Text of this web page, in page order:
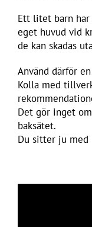
Ett litet barn
eget huvud vid
de kan skadas
Använd därför
Kolla med
Det gör inget
baksätet.
Du sitter ju med